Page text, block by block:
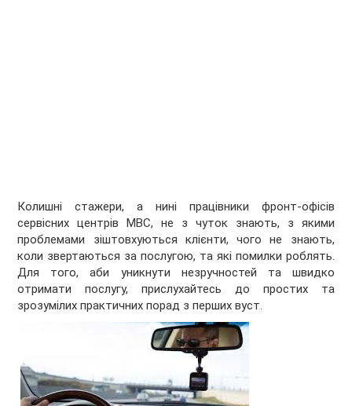
Колишні стажери, а нині працівники фронт-офісів
сервісних центрів МВС, не з чуток знають, з якими
проблемами зіштовхуються клієнти, чого не знають,
коли звертаються за послугою, та які помилки роблять.
Для того, аби уникнути незручностей та швидко
отримати послугу, прислухайтесь до простих та
зрозумілих практичних порад з перших вуст.